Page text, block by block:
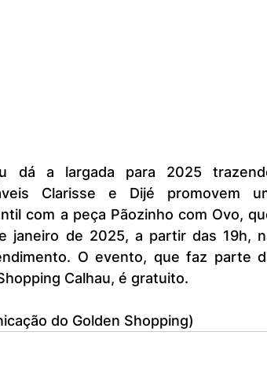
Clarisse e Dijé promovem
com a peça Pãozinho com Ovo,
janeiro de 2025, a partir das 19h,
O evento, que faz parte
Calhau, é gratuito.
do Golden Shopping)